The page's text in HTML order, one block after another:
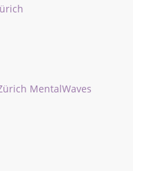
MentalWaves